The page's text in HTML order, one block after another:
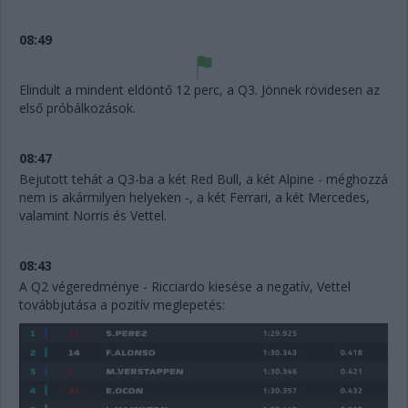
08:49
Elindult a mindent eldöntő 12 perc, a Q3. Jönnek rövidesen az
első próbálkozások.
08:47
Bejutott tehát a Q3-ba a két Red Bull, a két Alpine - méghozzá
nem is akármilyen helyeken -, a két Ferrari, a két Mercedes,
valamint Norris és Vettel.
08:43
A Q2 végeredménye - Ricciardo kiesése a negatív, Vettel
továbbjutása a pozitív meglepetés: